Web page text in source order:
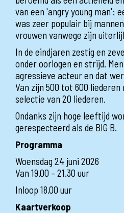
van een 'angry young man':
was zeer populair bij
vrouwen vanwege zijn
In de eindjaren zestig en
onder oorlogen en strijd.
agressieve acteur en dat
Van zijn 500 tot 600
selectie van 20 liederen.
Ondanks zijn hoge leeftijd
gerespecteerd als de BIG B.
Programma
Woensdag 24 juni 2026
Van 19.00 – 21.30 uur
Inloop 18.00 uur
Kaartverkoop